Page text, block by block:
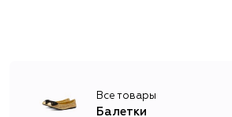
Все товары
Балетки